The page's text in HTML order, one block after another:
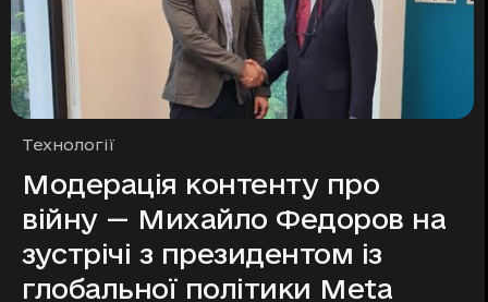
Рубрики
Технології
Модерація контенту про
війну — Михайло Федоров на
зустрічі з президентом із
глобальної політики Meta